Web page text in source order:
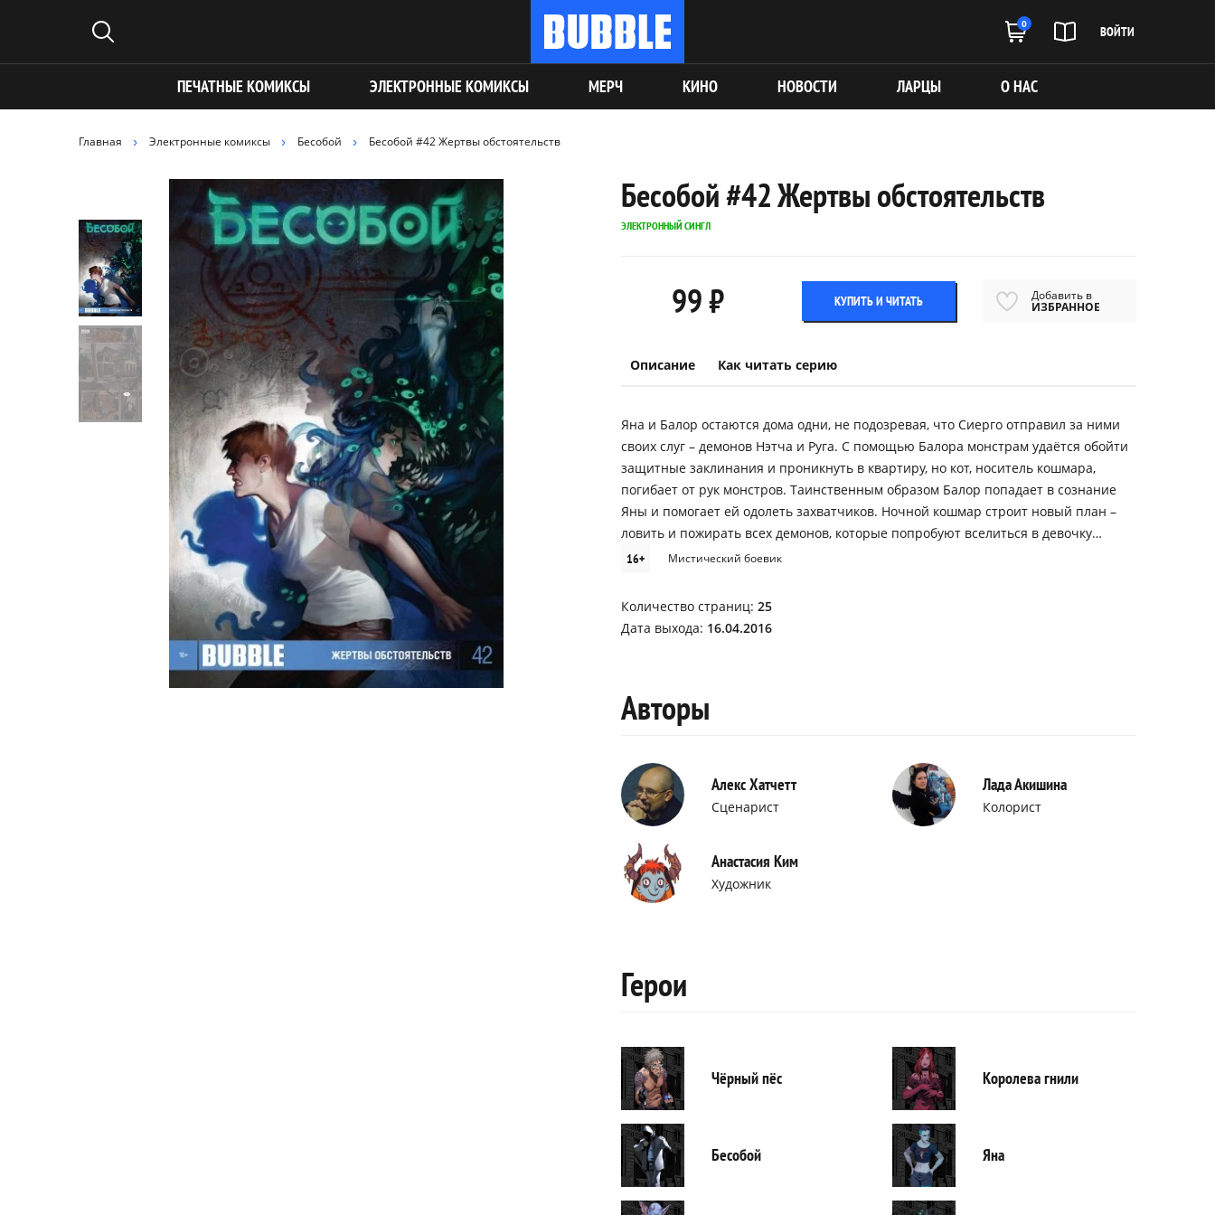
0 ВОЙТИ
ПЕЧАТНЫЕ КОМИКСЫ ЭЛЕКТРОННЫЕ КОМИКСЫ МЕРЧ КИНО НОВОСТИ ЛАРЦЫ О НАС
Главная Электронные комиксы Бесобой Бесобой #42 Жертвы обстоятельств
Бесобой #42 Жертвы обстоятельств
ЭЛЕКТРОННЫЙ СИНГЛ
99 ₽ КУПИТЬ И ЧИТАТЬ Добавить в
ИЗБРАННОЕ
Описание Как читать серию
Яна и Балор остаются дома одни, не подозревая, что Сиерго отправил за ними
своих слуг – демонов Нэтча и Руга. С помощью Балора монстрам удаётся обойти
защитные заклинания и проникнуть в квартиру, но кот, носитель кошмара,
погибает от рук монстров. Таинственным образом Балор попадает в сознание
Яны и помогает ей одолеть захватчиков. Ночной кошмар строит новый план –
ловить и пожирать всех демонов, которые попробуют вселиться в девочку…
16+ Мистический боевик
Количество страниц: 25
Дата выхода: 16.04.2016
Авторы
Алекс Хатчетт
Сценарист
Лада Акишина
Колорист
Анастасия Ким
Художник
Герои
Чёрный пёс Королева гнили
Бесобой Яна